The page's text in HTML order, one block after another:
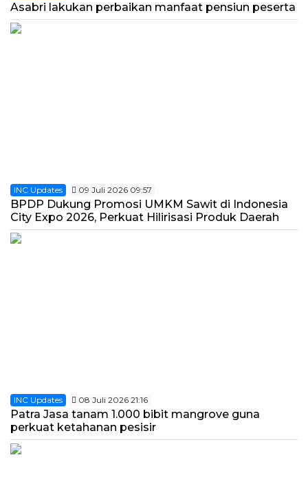
Asabri lakukan perbaikan manfaat pensiun peserta
INC Updates 09 Juli 2026 09:57
BPDP Dukung Promosi UMKM Sawit di Indonesia
City Expo 2026, Perkuat Hilirisasi Produk Daerah
INC Updates 08 Juli 2026 21:16
Patra Jasa tanam 1.000 bibit mangrove guna
perkuat ketahanan pesisir